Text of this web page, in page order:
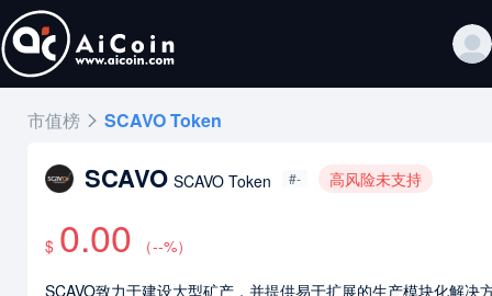
市值榜 SCAVO Token
SCAVO SCAVO Token #- 高风险未支持
$ 0.00 （--%）
SCAVO致力于建设大型矿产，并提供易于扩展的生产模块化解决